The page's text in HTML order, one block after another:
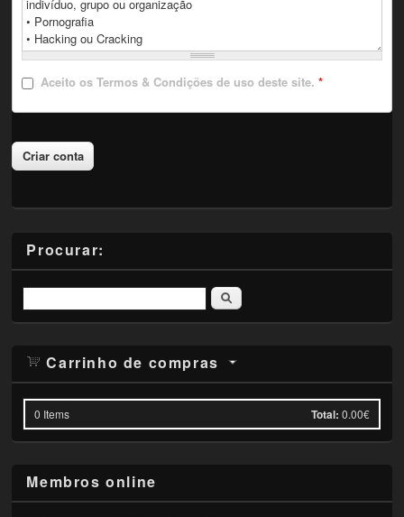
Aceito os Termos & Condições de uso deste site.*
Procurar:
Pesquisar
Carrinho de compras
0 Items Total: 0.00€
Membros online